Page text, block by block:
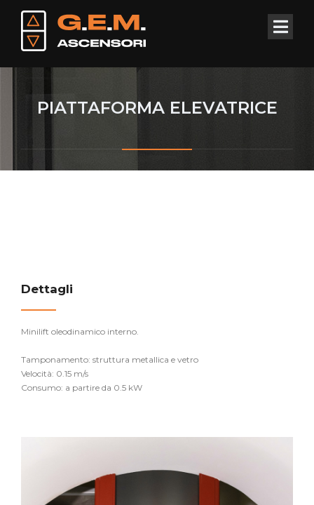
PIATTAFORMA ELEVATRICE
Dettagli
Minilift oleodinamico interno.
Tamponamento: struttura metallica e vetro
Velocità: 0.15 m/s
Consumo: a partire da 0.5 kW